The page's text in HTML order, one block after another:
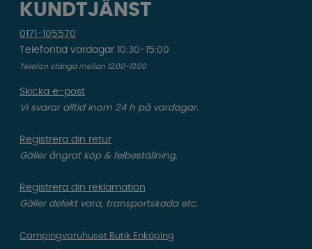
KUNDTJÄNST
0171-105570
Telefontid vardagar 10:30-15:00
Telefon stängd mellan 12:00-13:00
Skicka e-post
Vi svarar alltid inom 24 h på vardagar.
Registrera din retur
Gäller ångrat köp & felbeställning.
Registrera din reklamation
Gäller defekt vara, transportskada etc.
Campingvaruhuset Butik Enköping